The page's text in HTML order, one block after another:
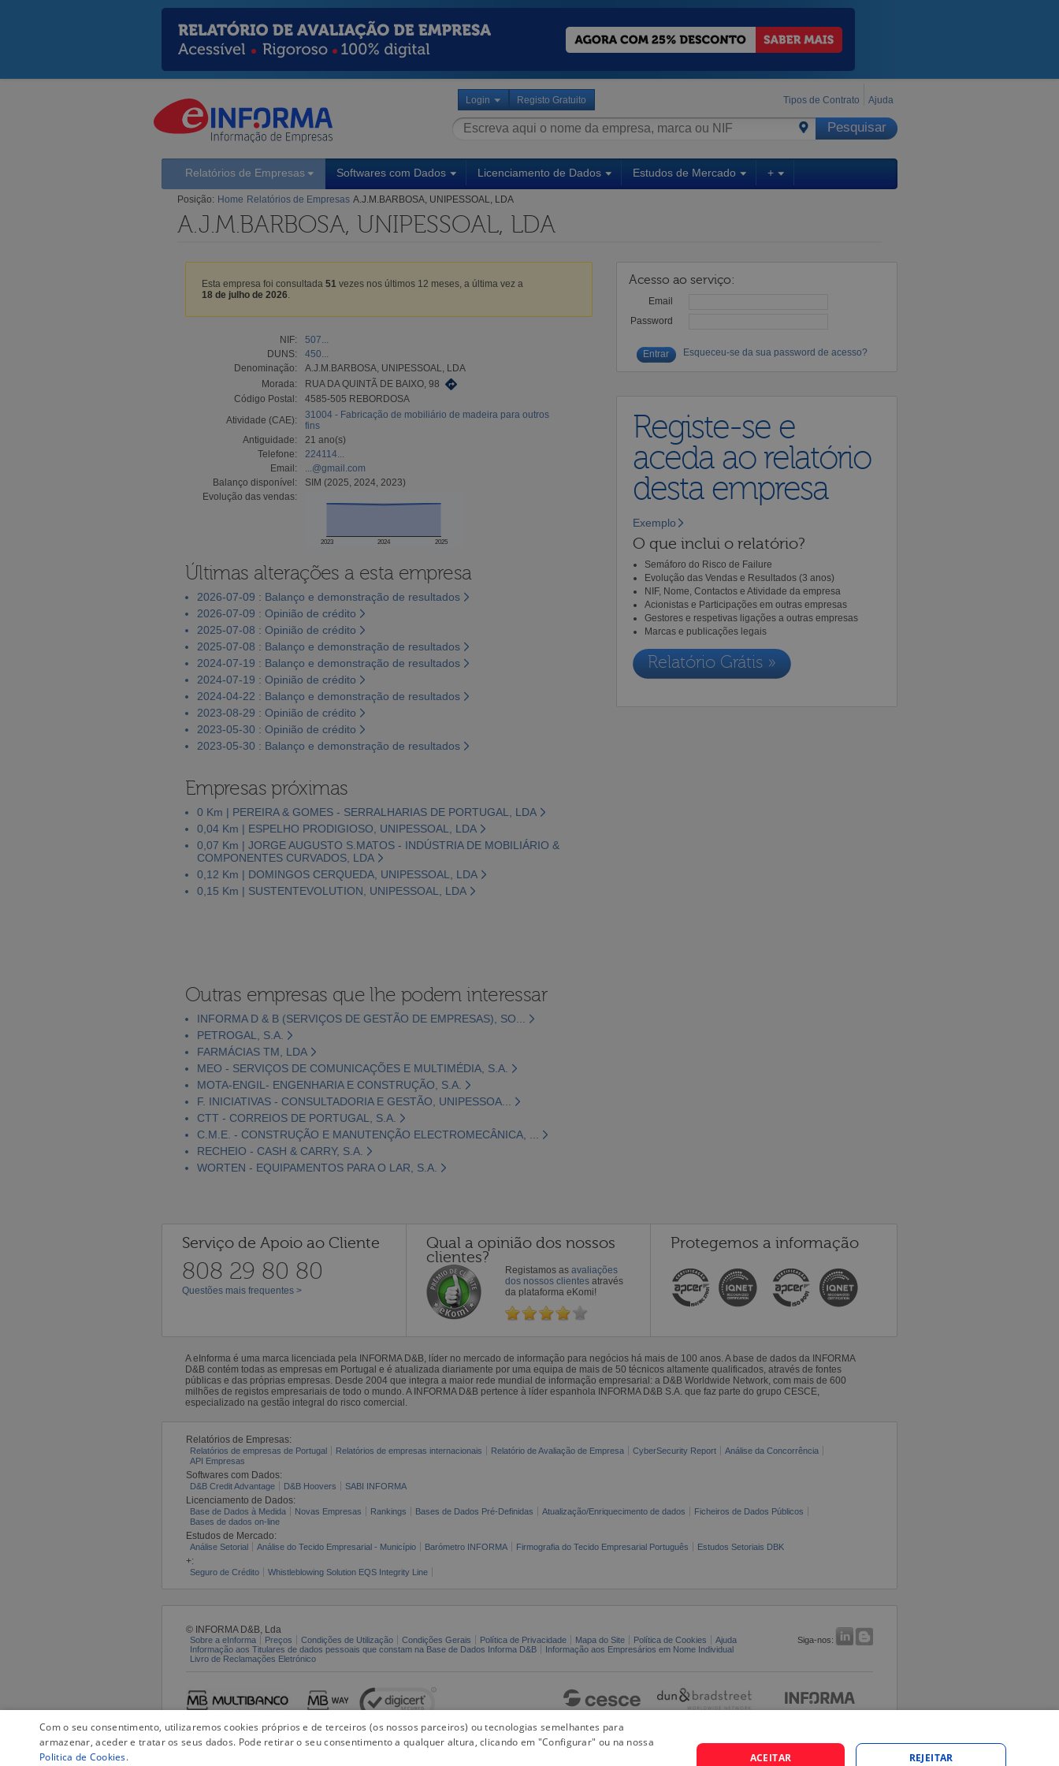
Login Registo Gratuito Tipos de Contrato Ajuda
Relatórios de Empresas Softwares com Dados Licenciamento de Dados Estudos de Mercado +
Posição: Home Relatórios de Empresas A.J.M.BARBOSA, UNIPESSOAL, LDA
A.J.M.BARBOSA, UNIPESSOAL, LDA
Esta empresa foi consultada 51 vezes nos últimos 12 meses, a última vez a
18 de julho de 2026
NIF:
507...
DUNS:
450...
Denominação:
A.J.M.BARBOSA, UNIPESSOAL, LDA
Morada:
RUA DA QUINTÃ DE BAIXO, 98
Código Postal:
4585-505 REBORDOSA
Atividade (CAE):
31004 - Fabricação de mobiliário de madeira para outros
fins
Antiguidade:
21 ano(s)
Telefone:
224114...
Email:
...@gmail.com
Balanço disponível:
SIM (2025, 2024, 2023)
Evolução das vendas:
2023 2024 2025
Últimas alterações a esta empresa
2026-07-09 : Balanço e demonstração de resultados
2026-07-09 : Opinião de crédito
2025-07-08 : Opinião de crédito
2025-07-08 : Balanço e demonstração de resultados
2024-07-19 : Balanço e demonstração de resultados
2024-07-19 : Opinião de crédito
2024-04-22 : Balanço e demonstração de resultados
2023-08-29 : Opinião de crédito
2023-05-30 : Opinião de crédito
2023-05-30 : Balanço e demonstração de resultados
Empresas próximas
0 Km | PEREIRA & GOMES - SERRALHARIAS DE PORTUGAL, LDA
0,04 Km | ESPELHO PRODIGIOSO, UNIPESSOAL, LDA
0,07 Km | JORGE AUGUSTO S.MATOS - INDÚSTRIA DE MOBILIÁRIO &
COMPONENTES CURVADOS, LDA
0,12 Km | DOMINGOS CERQUEDA, UNIPESSOAL, LDA
0,15 Km | SUSTENTEVOLUTION, UNIPESSOAL, LDA
Acesso ao serviço:
Email
Password
Esqueceu-se da sua password de acesso?
Registe-se e
aceda ao relatório
desta empresa
Exemplo
O que inclui o relatório?
Semáforo do Risco de Failure
Evolução das Vendas e Resultados (3 anos)
NIF, Nome, Contactos e Atividade da empresa
Acionistas e Participações em outras empresas
Gestores e respetivas ligações a outras empresas
Marcas e publicações legais
Relatório Grátis »
Outras empresas que lhe podem interessar
INFORMA D & B (SERVIÇOS DE GESTÃO DE EMPRESAS), SO...
PETROGAL, S.A.
FARMÁCIAS TM, LDA
MEO - SERVIÇOS DE COMUNICAÇÕES E MULTIMÉDIA, S.A.
MOTA-ENGIL- ENGENHARIA E CONSTRUÇÃO, S.A.
F. INICIATIVAS - CONSULTADORIA E GESTÃO, UNIPESSOA...
CTT - CORREIOS DE PORTUGAL, S.A.
C.M.E. - CONSTRUÇÃO E MANUTENÇÃO ELECTROMECÂNICA, ...
RECHEIO - CASH & CARRY, S.A.
WORTEN - EQUIPAMENTOS PARA O LAR, S.A.
Serviço de Apoio ao Cliente
808 29 80 80
Questões mais frequentes >
Qual a opinião dos nossos
clientes?
Registamos as avaliações
dos nossos clientes através
da plataforma eKomi!
Protegemos a informação
A eInforma é uma marca licenciada pela INFORMA D&B, líder no mercado de informação para negócios há mais de 100 anos. A base de dados da INFORMA
D&B contém todas as empresas em Portugal e é atualizada diariamente por uma equipa de mais de 50 técnicos altamente qualificados, através de fontes
públicas e das próprias empresas. Desde 2004 que integra a maior rede mundial de informação empresarial: a D&B Worldwide Network, com mais de 600
milhões de registos empresariais de todo o mundo. A INFORMA D&B pertence à líder espanhola INFORMA D&B S.A. que faz parte do grupo CESCE,
especializado na gestão integral do risco comercial.
Relatórios de Empresas:
Relatórios de empresas de Portugal Relatórios de empresas internacionais Relatório de Avaliação de Empresa CyberSecurity Report
Análise da Concorrência
API Empresas
Softwares com Dados:
D&B Credit Advantage D&B Hoovers SABI INFORMA
Licenciamento de Dados:
Base de Dados à Medida Novas Empresas Rankings Bases de Dados Pré-Definidas Atualização/Enriquecimento de dados
Ficheiros de Dados Públicos
Bases de dados on-line
Estudos de Mercado:
Análise Setorial Análise do Tecido Empresarial - Município Barómetro INFORMA Firmografia do Tecido Empresarial Português Estudos Setoriais DBK
+:
Seguro de Crédito Whistleblowing Solution EQS Integrity Line
© INFORMA D&B, Lda
Sobre a eInforma Preços Condições de Utilização Condições Gerais Política de Privacidade Mapa do Site Política de Cookies Ajuda
Siga-nos:
Informação aos Titulares de dados pessoais que constam na Base de Dados Informa D&B
Informação aos Empresários em Nome Individual
Livro de Reclamações Eletrónico
Com o seu consentimento, utilizaremos cookies próprios e de terceiros (os nossos parceiros) ou tecnologias semelhantes para
armazenar, aceder e tratar os seus dados. Pode retirar o seu consentimento a qualquer altura, clicando em "Configurar" ou na nossa
Politica de Cookies. ACEITAR REJEITAR